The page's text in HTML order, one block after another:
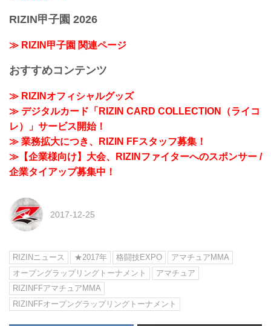
RIZIN甲子園 2026
≫ RIZIN甲子園 関連ページ
おすすめコンテンツ
≫ RIZINオフィシャルグッズ
≫ デジタルカード「RIZIN CARD COLLECTION（ライコ
レ）」サービス開始！
≫ 業務拡大につき、RIZIN FFスタッフ募集！
≫【企業様向け】大会、RIZINファイターへのスポンサー /
企業タイアップ募集中！
2017-12-25
RIZINニュース ★2017年 格闘技EXPO
アマチュアMMA
オープングラップリングトーナメント
アマチュア
RIZINFFアマチュアMMA
RIZINFFオープングラップリングトーナメント